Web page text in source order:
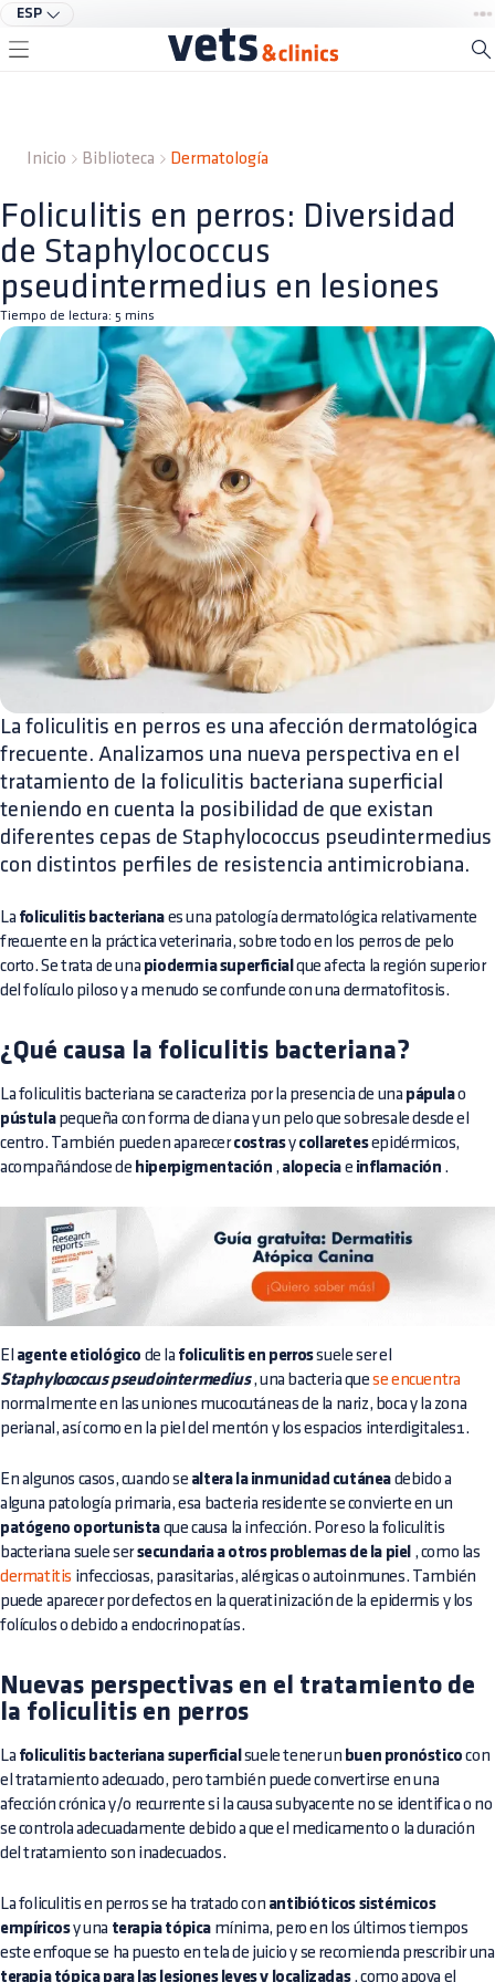
ESP
Inicio Biblioteca Dermatología
Foliculitis en perros: Diversidad
de Staphylococcus
pseudintermedius en lesiones
Tiempo de lectura: 5 mins
La foliculitis en perros es una afección dermatológica
frecuente. Analizamos una nueva perspectiva en el
tratamiento de la foliculitis bacteriana superficial
teniendo en cuenta la posibilidad de que existan
diferentes cepas de Staphylococcus pseudintermedius
con distintos perfiles de resistencia antimicrobiana.
La foliculitis bacteriana es una patología dermatológica relativamente
frecuente en la práctica veterinaria, sobre todo en los perros de pelo
corto. Se trata de una piodermia superficial que afecta la región superior
del folículo piloso y a menudo se confunde con una dermatofitosis.
¿Qué causa la foliculitis bacteriana?
La foliculitis bacteriana se caracteriza por la presencia de una pápulao
pústulapequeña con forma de diana y un pelo que sobresale desde el
centro. También pueden aparecercostrasy collaretesepidérmicos,
acompañándose de hiperpigmentación , alopecia e inflamación .
El agente etiológico de la foliculitis en perrossuele ser el
Staphylococcus pseudointermedius, una bacteria quese encuentra
normalmente en las uniones mucocutáneas de la nariz, boca y la zona
perianal, así como en la piel del mentón y los espacios interdigitales1.
En algunos casos, cuando se altera la inmunidad cutánea debido a
alguna patología primaria, esa bacteria residente se convierte en un
patógeno oportunista que causa la infección. Por eso la foliculitis
bacteriana suele sersecundaria a otros problemas de la piel , como las
dermatitis infecciosas, parasitarias, alérgicas o autoinmunes. También
puede aparecer por defectos en la queratinización de la epidermis y los
folículos o debido a endocrinopatías.
Nuevas perspectivas en el tratamiento de
la foliculitis en perros
La foliculitis bacteriana superficial suele tener un buen pronóstico con
el tratamiento adecuado, pero también puede convertirse en una
afección crónica y/o recurrente si la causa subyacente no se identifica o no
se controla adecuadamente debido a que el medicamento o la duración
del tratamiento son inadecuados.
La foliculitis en perros se ha tratado con antibióticos sistémicos
empíricosy una terapia tópica mínima, pero en los últimos tiempos
este enfoque se ha puesto en tela de juicio y se recomienda prescribir una
terapia tópica para las lesiones leves y localizadas, como apoya el